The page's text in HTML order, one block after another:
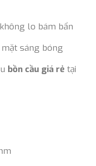
lo bám bẩn
sáng bóng
bồn cầu giá rẻ tại